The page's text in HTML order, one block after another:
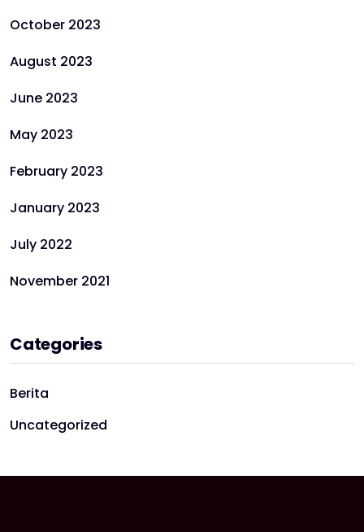
October 2023
August 2023
June 2023
May 2023
February 2023
January 2023
July 2022
November 2021
Categories
Berita
Uncategorized